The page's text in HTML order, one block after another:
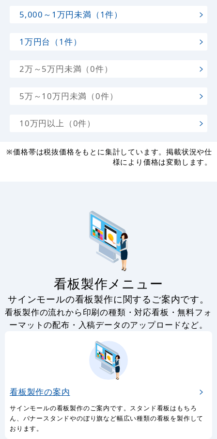
5,000～1万円未満（1件）
1万円台（1件）
2万～5万円未満（0件）
5万～10万円未満（0件）
10万円以上（0件）
※価格帯は税抜価格をもとに集計しています。掲載状況や仕
様により価格は変動します。
看板製作メニュー
サインモールの看板製作に関するご案内です。
看板製作の流れから印刷の種類・対応看板・無料フォ
ーマットの配布・入稿データのアップロードなど。
看板製作の案内
サインモールの看板製作のご案内です。スタンド看板はもちろ
ん、バナースタンドやのぼり旗など幅広い種類の看板を製作して
おります。